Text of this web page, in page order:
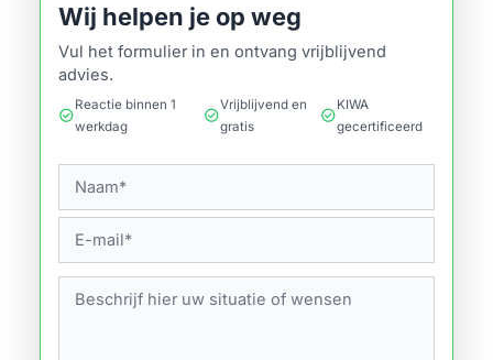
Wij helpen je op weg
Vul het formulier in en ontvang vrijblijvend
advies.
check_circle
Reactie binnen 1
werkdag
check_circle
Vrijblijvend en
gratis
check_circle
KIWA
gecertificeerd